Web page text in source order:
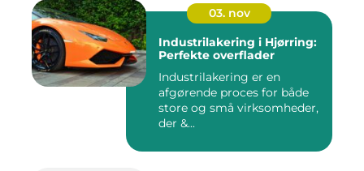
03. nov
Industrilakering i Hjørring:
Perfekte overflader
Industrilakering er en
afgørende proces for både
store og små virksomheder,
der &...